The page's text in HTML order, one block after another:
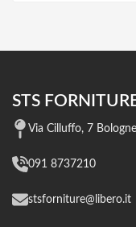
STS
Via Cilluffo, 7
091 8737210
stsforniture@libero.it